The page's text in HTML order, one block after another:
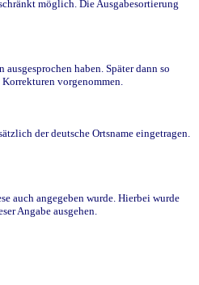
möglich. Die Ausgabesortierung
haben. Später dann so
vorgenommen.
der deutsche Ortsname eingetragen.
auch angegeben wurde. Hierbei wurde
Angabe ausgehen.